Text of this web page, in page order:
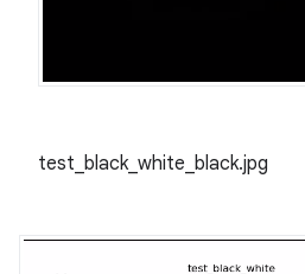
test_black_white_black.jpg